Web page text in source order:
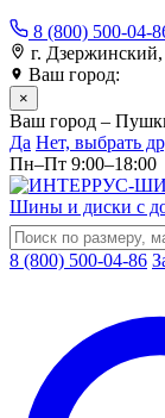
8 (800) 500-04-
г.
Ваш город:
×
Ваш город –
Да Нет, выбрать
Пн–Пт 9:00–18:00
Шины и диски с
8 (800) 500-04-86